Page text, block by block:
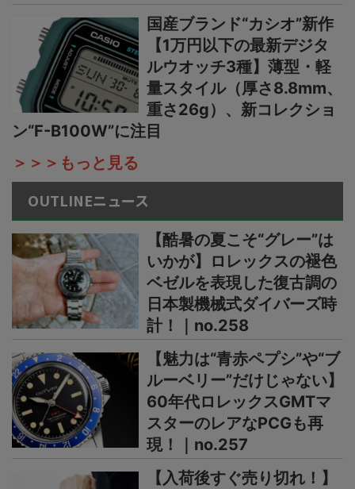
国産ブランド“カシオ”新作
【1万円以下の最新デジタ
ルウオッチ3種】薄型・軽
量スタイル（厚さ8.8mm、
重さ26g）、新コレクショ
ン“F-B100W”に注目
＞＞＞もっと見る
OUTLINEニュース
【酷暑の夏こそ“グレー”は
いかが】ロレックスの褪色
ベゼルを表現した復古調の
日本製機械式ダイバーズ時
計！｜no.258
【魅力は“青赤ペプシ”や“ブ
ルーベリー”だけじゃない】
60年代ロレックスGMTマ
スターのレアなPCGも再
現！｜no.257
【入荷後すぐ売り切れ！】